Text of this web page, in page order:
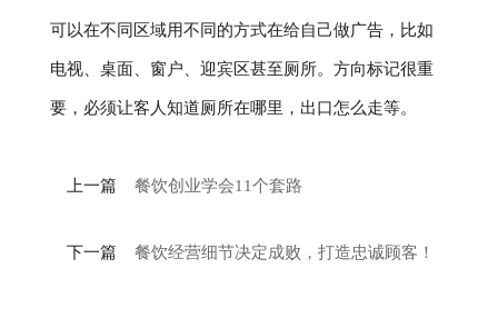
可以在不同区域用不同的方式在给自己做广告，比如
电视、桌面、窗户、迎宾区甚至厕所。方向标记很重
要，必须让客人知道厕所在哪里，出口怎么走等。
上一篇 餐饮创业学会11个套路
下一篇 餐饮经营细节决定成败，打造忠诚顾客！